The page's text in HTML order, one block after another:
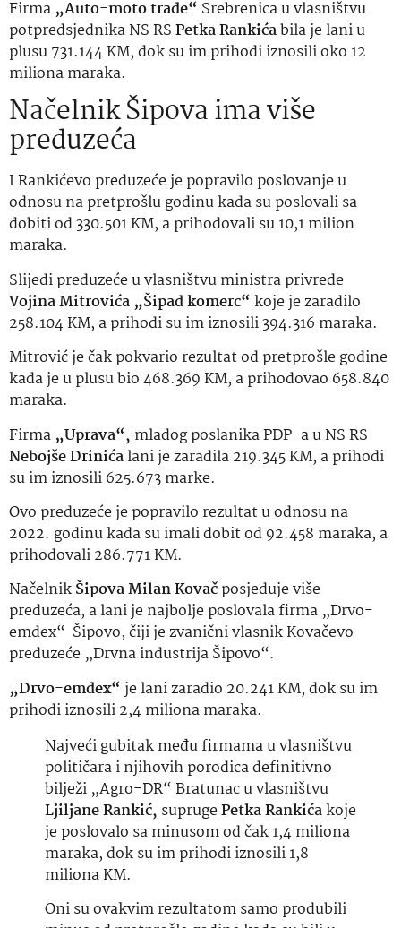
Firma „Auto-moto trade“ Srebrenica u vlasništvu
potpredsjednika NS RSPetka Rankićabila je lani u
plusu 731.144 KM, dok su im prihodi iznosili oko 12
miliona maraka.
Načelnik Šipova ima više
preduzeća
I Rankićevo preduzeće je popravilo poslovanje u
odnosu na pretprošlu godinu kada su poslovali sa
dobiti od 330.501 KM, a prihodovali su 10,1 milion
maraka.
Slijedi preduzeće u vlasništvu ministra privrede
Vojina Mitrovića „Šipad komerc“ koje je zaradilo
258.104 KM, a prihodi su im iznosili 394.316 maraka.
Mitrović je čak pokvario rezultat od pretprošle godine
kada je u plusu bio 468.369 KM, a prihodovao 658.840
maraka.
Firma „Uprava“, mladog poslanika PDP-a u NS RS
Nebojše Drinićalani je zaradila 219.345 KM, a prihodi
su im iznosili 625.673 marke.
Ovo preduzeće je popravilo rezultat u odnosu na
2022. godinu kada su imali dobit od 92.458 maraka, a
prihodovali 286.771 KM.
NačelnikŠipova Milan Kovačposjeduje više
preduzeća, a lani je najbolje poslovala firma „Drvo-
emdex“ Šipovo, čiji je zvanični vlasnik Kovačevo
preduzeće „Drvna industrija Šipovo“.
„Drvo-emdex“ je lani zaradio 20.241 KM, dok su im
prihodi iznosili 2,4 miliona maraka.
Najveći gubitak među firmama u vlasništvu
političara i njihovih porodica definitivno
bilježi „Agro-DR“ Bratunac u vlasništvu
Ljiljane Rankić, suprugePetka Rankićakoje
je poslovalo sa minusom od čak 1,4 miliona
maraka, dok su im prihodi iznosili 1,8
miliona KM.
Oni su ovakvim rezultatom samo produbili